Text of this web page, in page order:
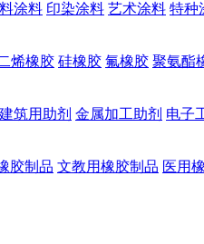
涂料 印染涂料 艺术涂料 特种
烯橡胶 硅橡胶 氟橡胶 聚氨酯
建筑用助剂 金属加工助剂 电子
胶制品 文教用橡胶制品 医用